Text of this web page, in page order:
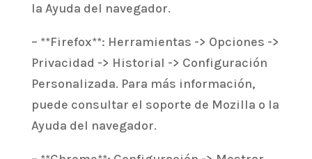
la Ayuda del navegador.
– **Firefox**: Herramientas -> Opciones ->
Privacidad -> Historial -> Configuración
Personalizada. Para más información,
puede consultar el soporte de Mozilla o la
Ayuda del navegador.